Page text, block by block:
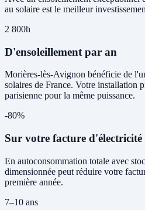
au solaire est le meilleur
2 800h
D'ensoleillement par an
Morières-lès-Avignon bénéficie de
solaires de France. Votre installation
parisienne pour la même puissance.
-80%
Sur votre facture d'électricité
En autoconsommation totale avec
dimensionnée peut réduire votre
première année.
7–10 ans